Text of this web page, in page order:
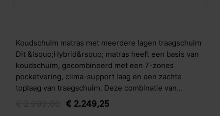
Koudschuim matras met meerdere lagen traagschuim
Dit &lsquo;Hybrid&rsquo; matras heeft een basis van
koudschuim, gecombineerd met een 7-zones
pocketvering, clima-support laag en een zachte
toplaag van traagschuim. Deze combinatie van
pocketveer en schuim voegt het beste van twee
werelden samen en geeft optimaal comfort en
€ 2.249,25